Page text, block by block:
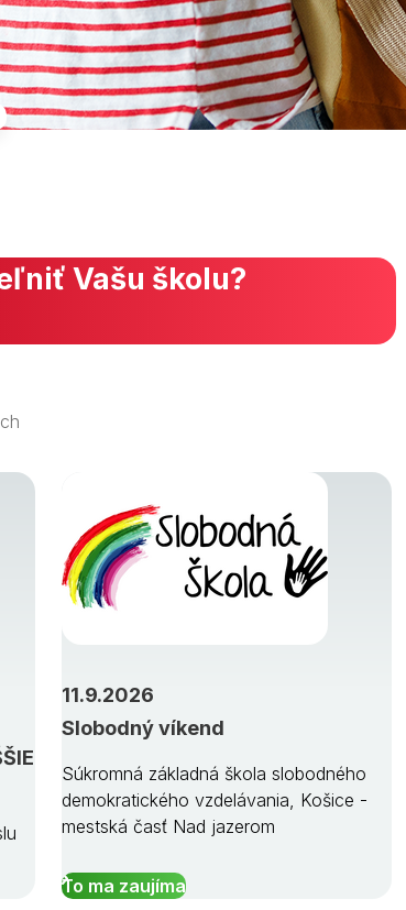
Vašu školu?
Slobodný víkend
11.9.2026
Súkromná základná škola slobodného
demokratického vzdelávania, Košice -
mestská časť Nad jazerom
To ma zaujíma